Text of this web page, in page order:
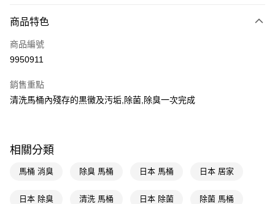
POYA支付
信用卡一次付款
LINE Pay
街口支付
商品特色
商品編號
9950911
銷售重點
清洗馬桶內殘存的黒黴及汚垢,除菌,除臭一次完成
相關分類
馬桶 消臭 除臭 馬桶 日本 馬桶 日本 居家
日本 除臭 清洗 馬桶 日本 除菌 除菌 馬桶